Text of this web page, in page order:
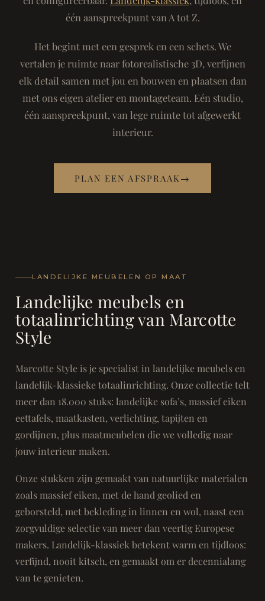
één aanspreekpunt van A tot Z.
Het begint met een gesprek en een schets. We
vertalen je ruimte naar fotorealistische 3D, verfijnen
elk detail samen met jou en bouwen en plaatsen dan
met ons eigen atelier en montageteam. Eén studio,
één aanspreekpunt, van lege ruimte tot afgewerkt
interieur.
PLAN EEN AFSPRAAK →
LANDELIJKE MEUBELEN OP MAAT
Landelijke meubels en
totaalinrichting van Marcotte
Style
Marcotte Style is je specialist in landelijke meubels en
landelijk-klassieke totaalinrichting. Onze collectie telt
meer dan 18.000 stuks: landelijke sofa’s, massief eiken
eettafels, maatkasten, verlichting, tapijten en
gordijnen, plus maatmeubelen die we volledig naar
jouw interieur maken.
Onze stukken zijn gemaakt van natuurlijke materialen
zoals massief eiken, met de hand geolied en
geborsteld, met bekleding in linnen en wol, naast een
zorgvuldige selectie van meer dan veertig Europese
makers. Landelijk-klassiek betekent warm en tijdloos:
verfijnd, nooit kitsch, en gemaakt om er decennialang
van te genieten.